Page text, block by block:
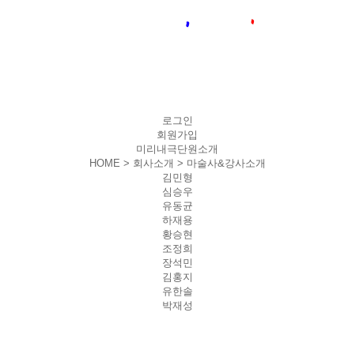
로그인
회원가입
미리내극단원소개
HOME > 회사소개 > 마술사&강사소개
김민형
심승우
유동균
하재용
황승현
조정희
장석민
김홍지
유한솔
박재성